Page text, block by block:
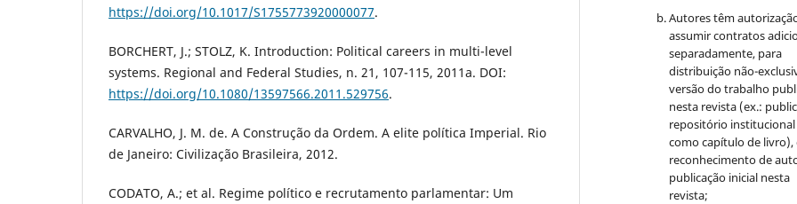
https://doi.org/10.1017/S1755773920000077.
BORCHERT, J.; STOLZ, K. Introduction: Political careers in multi-level
systems. Regional and Federal Studies, n. 21, 107-115, 2011a. DOI:
https://doi.org/10.1080/13597566.2011.529756.
CARVALHO, J. M. de. A Construção da Ordem. A elite política Imperial. Rio
de Janeiro: Civilização Brasileira, 2012.
CODATO, A.; et al. Regime político e recrutamento parlamentar: Um
Autores têm
assumir contratos
separadamente, para
distribuição não-
versão do trabalho
nesta revista (ex.:
repositório institucional
como capítulo de livro),
reconhecimento de
publicação inicial nesta
revista;